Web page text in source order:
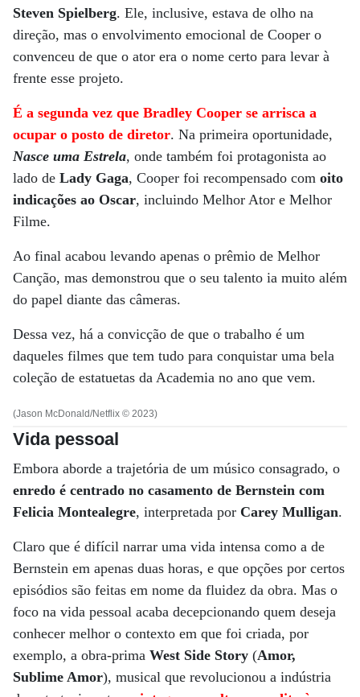
Steven Spielberg. Ele, inclusive, estava de olho na
direção, mas o envolvimento emocional de Cooper o
convenceu de que o ator era o nome certo para levar à
frente esse projeto.
É a segunda vez que Bradley Cooper se arrisca a
ocupar o posto de diretor. Na primeira oportunidade,
Nasce uma Estrela, onde também foi protagonista ao
lado de Lady Gaga, Cooper foi recompensado com oito
indicações ao Oscar, incluindo Melhor Ator e Melhor
Filme.
Ao final acabou levando apenas o prêmio de Melhor
Canção, mas demonstrou que o seu talento ia muito além
do papel diante das câmeras.
Dessa vez, há a convicção de que o trabalho é um
daqueles filmes que tem tudo para conquistar uma bela
coleção de estatuetas da Academia no ano que vem.
(Jason McDonald/Netflix © 2023)
Vida pessoal
Embora aborde a trajetória de um músico consagrado, o
enredo é centrado no casamento de Bernstein com
Felicia Montealegre, interpretada por Carey Mulligan.
Claro que é difícil narrar uma vida intensa como a de
Bernstein em apenas duas horas, e que opções por certos
episódios são feitas em nome da fluidez da obra. Mas o
foco na vida pessoal acaba decepcionando quem deseja
conhecer melhor o contexto em que foi criada, por
exemplo, a obra-prima West Side Story (Amor,
Sublime Amor), musical que revolucionou a indústria